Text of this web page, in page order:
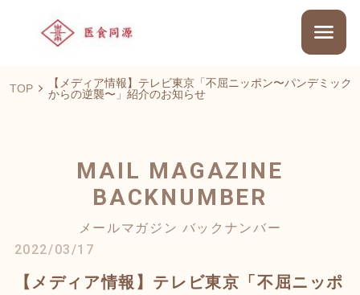
TOP
【メディア情報】テレビ東京「不屈ニッポン〜パンデミック
からの逆襲〜」紹介のお知らせ
MAIL MAGAZINE
BACKNUMBER
メールマガジン バックナンバー
2022/03/17
【メディア情報】テレビ東京「不屈ニッポ